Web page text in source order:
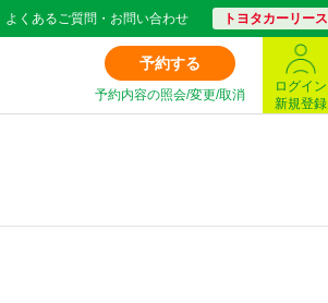
よくあるご質問・お問い合わせ トヨタカーリース
予約する
予約内容の照会/変更/取消
ログイン
新規登録